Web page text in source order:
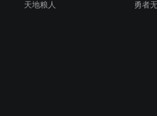
天地粮人 勇者